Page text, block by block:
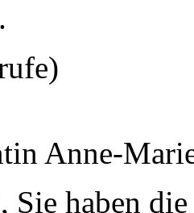
Anne-
Sie haben